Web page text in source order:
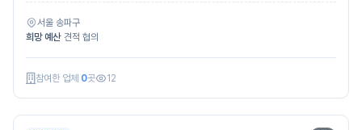
서울 송파구
희망 예산 견적 협의
참여한 업체 0곳 12